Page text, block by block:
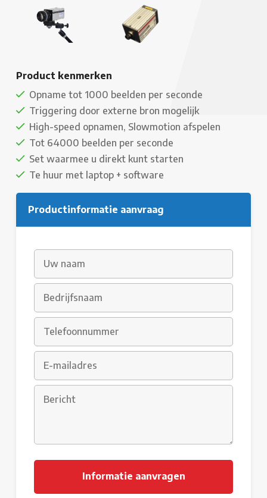
Product kenmerken
Opname tot 1000 beelden per seconde
Triggering door externe bron mogelijk
High-speed opnamen, Slowmotion afspelen
Tot 64000 beelden per seconde
Set waarmee u direkt kunt starten
Te huur met laptop + software
Productinformatie aanvraag